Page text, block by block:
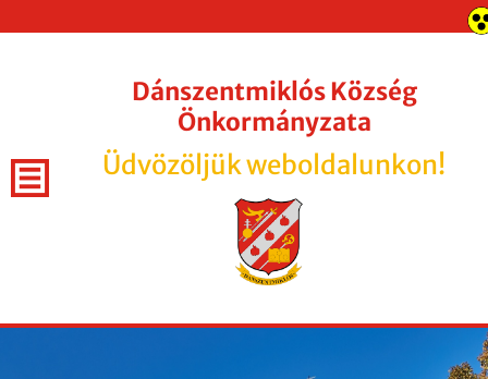
Dánszentmiklós Község
Önkormányzata
Üdvözöljük weboldalunkon!